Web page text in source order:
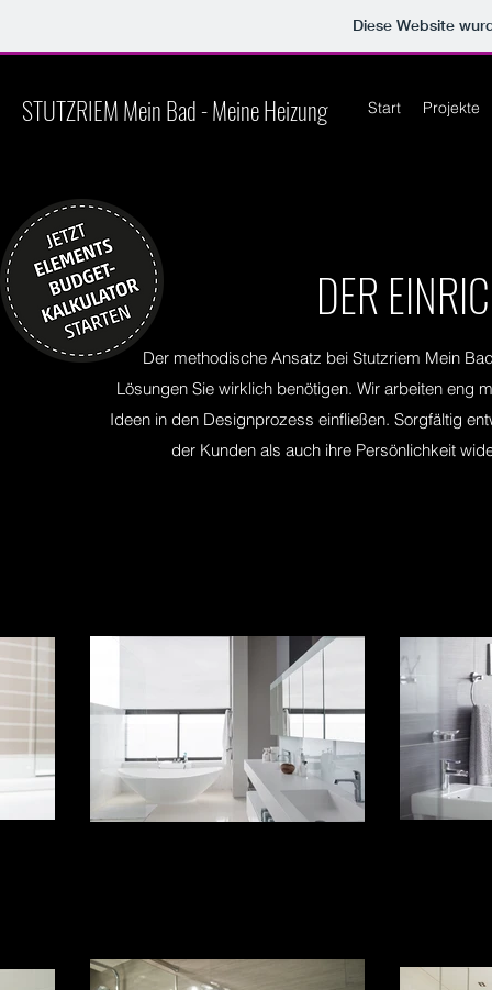
Diese Website
STUTZRIEM Mein Bad - Meine Heizung Start Projekte
DER
Der methodische Ansatz bei Stutzriem Mein
Lösungen Sie wirklich benötigen. Wir arbeiten eng
Ideen in den Designprozess einfließen. Sorgfältig
der Kunden als auch ihre Persönlichkeit